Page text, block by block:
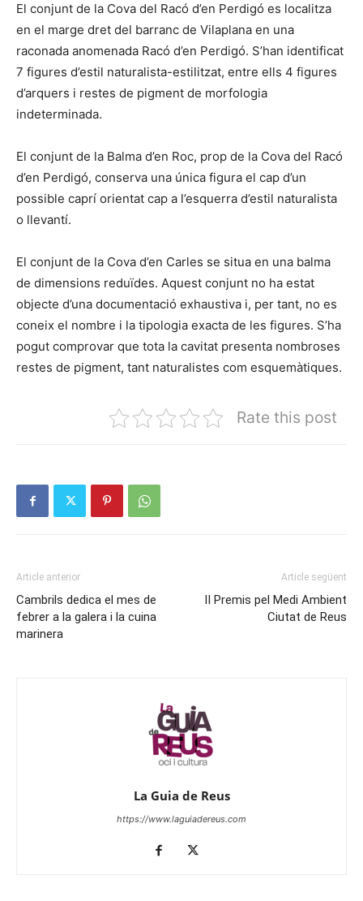
El conjunt de la Cova del Racó d’en Perdigó es localitza
en el marge dret del barranc de Vilaplana en una
raconada anomenada Racó d’en Perdigó. S’han identificat
7 figures d’estil naturalista-estilitzat, entre ells 4 figures
d’arquers i restes de pigment de morfologia
indeterminada.
El conjunt de la Balma d’en Roc, prop de la Cova del Racó
d’en Perdigó, conserva una única figura el cap d’un
possible caprí orientat cap a l’esquerra d’estil naturalista
o llevantí.
El conjunt de la Cova d’en Carles se situa en una balma
de dimensions reduïdes. Aquest conjunt no ha estat
objecte d’una documentació exhaustiva i, per tant, no es
coneix el nombre i la tipologia exacta de les figures. S’ha
pogut comprovar que tota la cavitat presenta nombroses
restes de pigment, tant naturalistes com esquemàtiques.
Rate this post
Article anterior
Cambrils dedica el mes de
febrer a la galera i la cuina
marinera
Article següent
II Premis pel Medi Ambient
Ciutat de Reus
La Guia de Reus
https://www.laguiadereus.com